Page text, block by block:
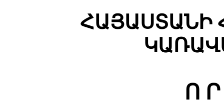
ՀԱՅԱՍՏԱՆԻ
Ո